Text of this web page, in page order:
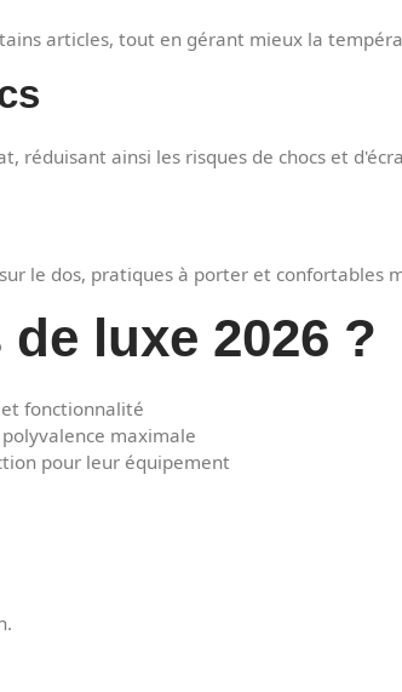
articles, tout en gérant mieux la
ainsi les risques de chocs et
le dos, pratiques à porter et confortables
luxe 2026 ?
fonctionnalité
maximale
pour leur équipement